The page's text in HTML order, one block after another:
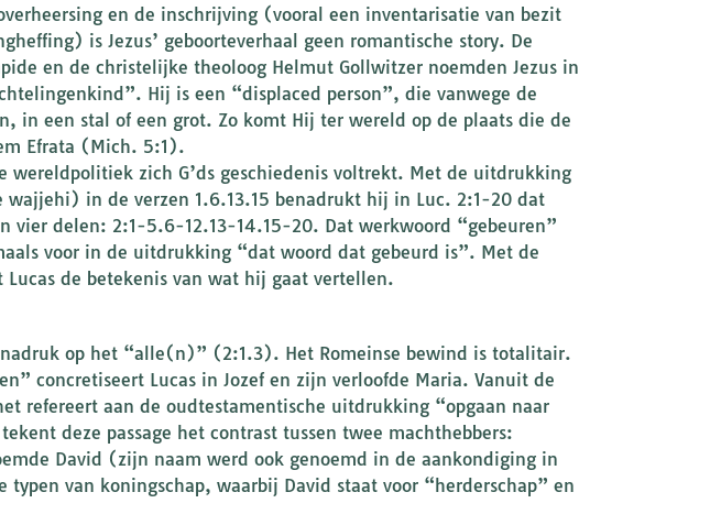
en de inschrijving (vooral een inventarisatie van bezit
is Jezus’ geboorteverhaal geen romantische story. De
en de christelijke theoloog Helmut Gollwitzer noemden Jezus in
Hij is een “displaced person”, die vanwege de
in een stal of een grot. Zo komt Hij ter wereld op de plaats die de
Efrata (Mich. 5:1).
wereldpolitiek zich G’ds geschiedenis voltrekt. Met de uitdrukking
in de verzen 1.6.13.15 benadrukt hij in Luc. 2:1-20 dat
vier delen: 2:1-5.6-12.13-14.15-20. Dat werkwoord “gebeuren”
voor in de uitdrukking “dat woord dat gebeurd is”. Met de
de betekenis van wat hij gaat vertellen.
nadruk op het “alle(n)” (2:1.3). Het Romeinse bewind is totalitair.
concretiseert Lucas in Jozef en zijn verloofde Maria. Vanuit de
refereert aan de oudtestamentische uitdrukking “opgaan naar
deze passage het contrast tussen twee machthebbers:
David (zijn naam werd ook genoemd in de aankondiging in
van koningschap, waarbij David staat voor “herderschap” en